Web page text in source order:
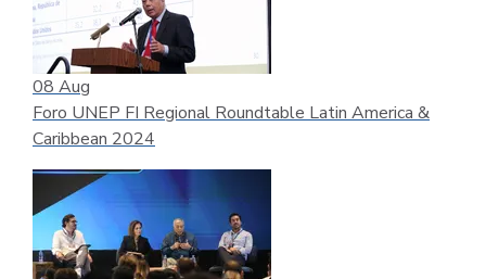
08 Aug
Foro UNEP FI Regional Roundtable Latin America &
Caribbean 2024